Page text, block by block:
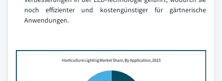
noch effizienter und kostengünstiger für gärtnerische
Anwendungen.